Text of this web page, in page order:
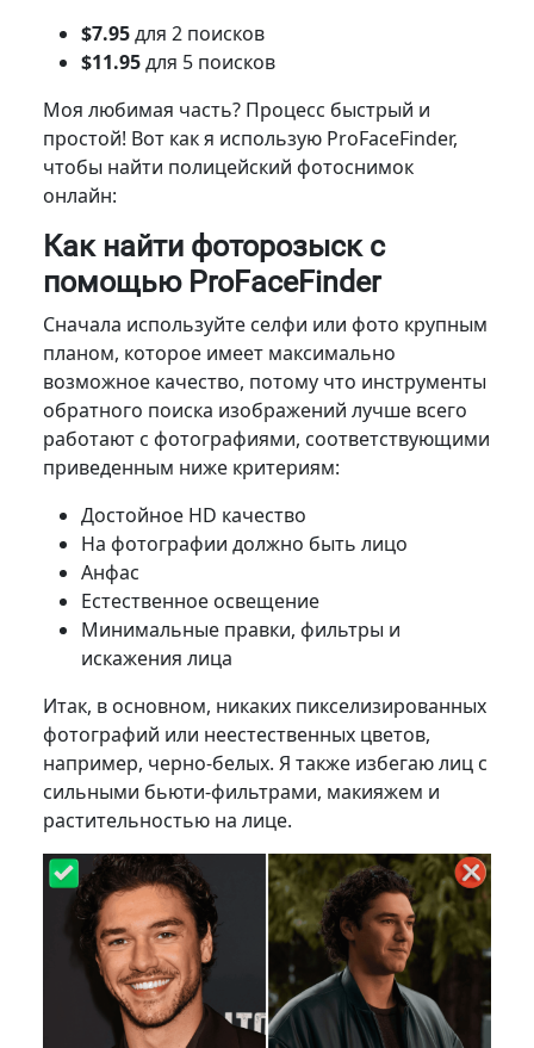
$7.95для 2 поисков
$11.95для 5 поисков
Моя любимая часть? Процесс быстрый и
простой! Вот как я использую ProFaceFinder,
чтобы найти полицейский фотоснимок
онлайн:
Как найти фоторозыск с
помощью ProFaceFinder
Сначала используйте селфи или фото крупным
планом, которое имеет максимально
возможное качество, потому что инструменты
обратного поиска изображений лучше всего
работают с фотографиями, соответствующими
приведенным ниже критериям:
Достойное HD качество
На фотографии должно быть лицо
Анфас
Естественное освещение
Минимальные правки, фильтры и
искажения лица
Итак, в основном, никаких пикселизированных
фотографий или неестественных цветов,
например, черно-белых. Я также избегаю лиц с
сильными бьюти-фильтрами, макияжем и
растительностью на лице.